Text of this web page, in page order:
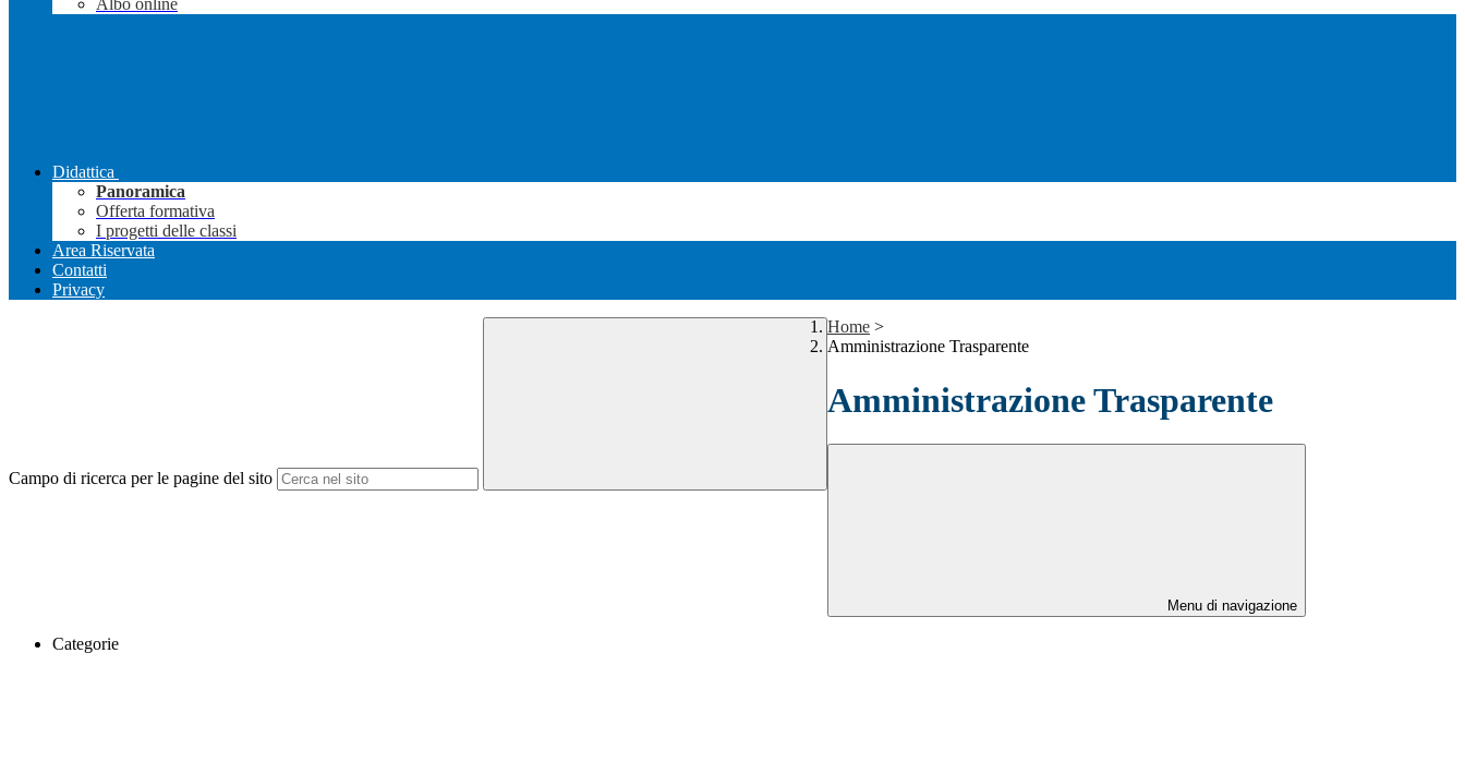
Albo online
Didattica
Panoramica
Offerta formativa
I progetti delle classi
Area Riservata
Contatti
Privacy
Campo di ricerca per le pagine del sito
Home >
Amministrazione Trasparente
Amministrazione Trasparente
Menu di navigazione
Categorie